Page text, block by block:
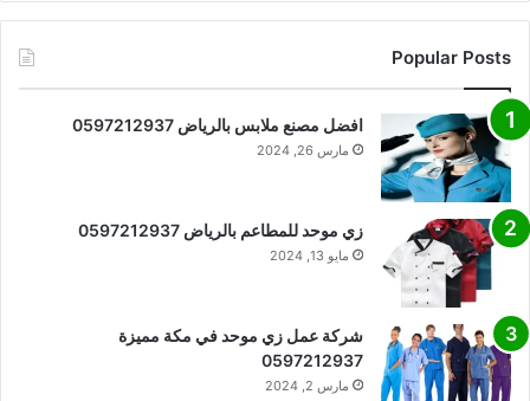
Popular Posts
افضل مصنع ملابس بالرياض 0597212937
مارس 26, 2024
زي موحد للمطاعم بالرياض 0597212937
مايو 13, 2024
شركة عمل زي موحد في مكة مميزة
0597212937
مارس 2, 2024